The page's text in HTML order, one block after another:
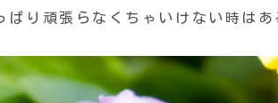
り頑張らなくちゃいけない時はあ